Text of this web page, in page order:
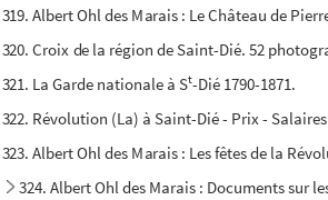
319. Albert Ohl des Marais : Le Château de
320. Croix de la région de Saint-Dié. 52
321. La Garde nationale à St-Dié 1790-1871.
322. Révolution (La) à Saint-Dié - Prix -
323. Albert Ohl des Marais : Les fêtes de la
324. Albert Ohl des Marais : Documents sur